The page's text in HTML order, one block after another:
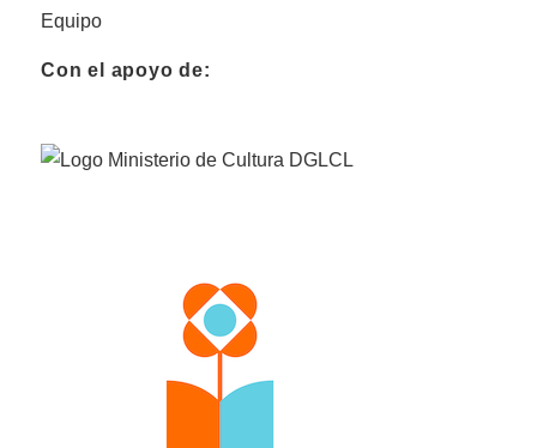
Equipo
Con el apoyo de: